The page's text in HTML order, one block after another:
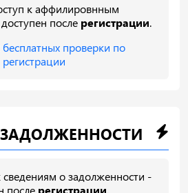
к аффилировнным
после регистрации.
проверки по
регистрации
о задолженности -
после регистрации.